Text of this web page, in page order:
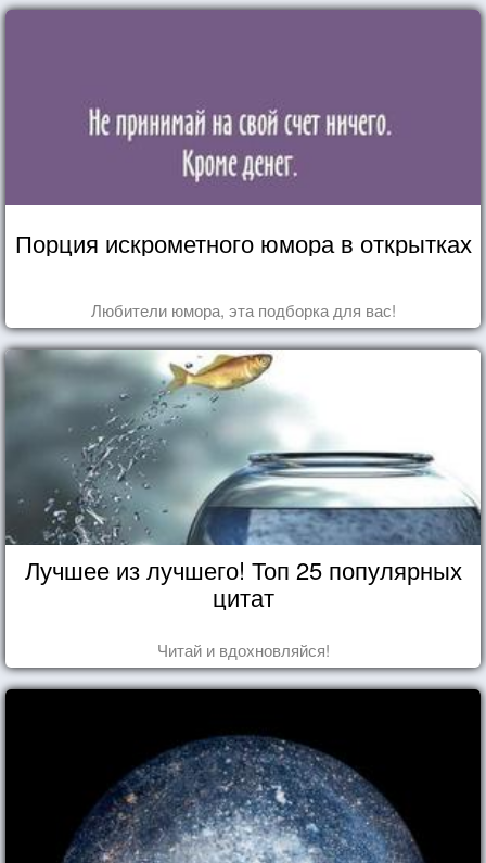
Порция искрометного юмора в открытках
Любители юмора, эта подборка для вас!
Лучшее из лучшего! Топ 25 популярных
цитат
Читай и вдохновляйся!